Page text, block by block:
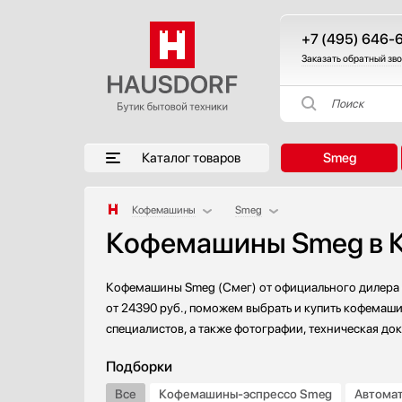
+7 (495) 646-
Заказать обратный
Поиск
Каталог товаров Smeg
Кофемашины
Аксессуары
Аксессуары и принадлежности
Акустические системы
Аромастанции
Барбекю
Блендеры
Вакуумные упаковщики
Smeg
AEG
Barazza
Bertazzoni
BORK
DeLonghi
Кофемашины Smeg в
Кофемашины Smeg (Смег) от официального дилера
от 24390 руб., поможем выбрать и купить
специалистов, а также фотографии, техническая
Подборки
Все Кофемашины-эспрессо Smeg